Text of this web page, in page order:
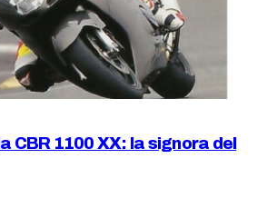
CBR 1100 XX: la signora del